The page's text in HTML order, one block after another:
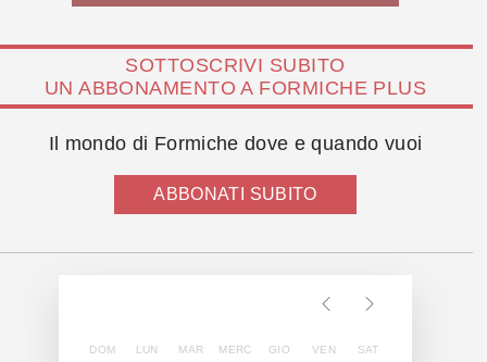
SOTTOSCRIVI SUBITO
UN ABBONAMENTO A FORMICHE PLUS
Il mondo di Formiche dove e quando vuoi
ABBONATI SUBITO
DOM LUN MAR MERC GIO VEN SAT